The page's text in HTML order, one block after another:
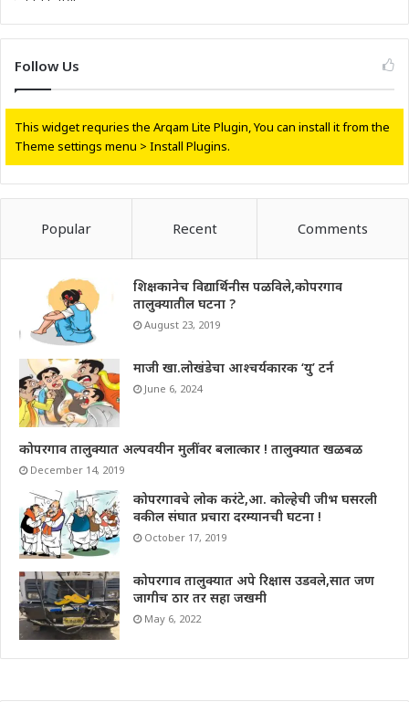
Follow Us
This widget requries the Arqam Lite Plugin, You can install it from the
Theme settings menu > Install Plugins.
Popular Recent Comments
शिक्षकानेच विद्यार्थिनीस पळविले,कोपरगाव
तालुक्यातील घटना ?
August 23, 2019
माजी खा.लोखंडेचा आश्चर्यकारक ‘यु’ टर्न
June 6, 2024
कोपरगाव तालुक्यात अल्पवयीन मुलींवर बलात्कार ! तालुक्यात खळबळ
December 14, 2019
कोपरगावचे लोक करंटे,आ. कोल्हेची जीभ घसरली
वकील संघात प्रचारा दरम्यानची घटना !
October 17, 2019
कोपरगाव तालुक्यात अपे रिक्षास उडवले,सात जण
जागीच ठार तर सहा जखमी
May 6, 2022